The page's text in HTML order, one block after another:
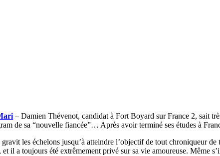
– Damien Thévenot, candidat à Fort Boyard sur France 2, sait
de sa “nouvelle fiancée”… Après avoir terminé ses études à
les échelons jusqu’à atteindre l’objectif de tout chroniqueur
il a toujours été extrêmement privé sur sa vie amoureuse. Même